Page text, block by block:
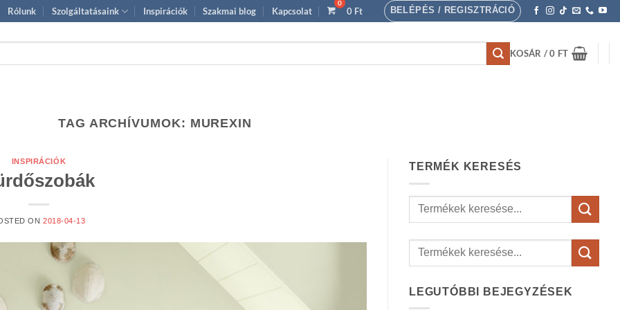
Rólunk Szolgáltatásaink Inspirációk Szakmai blog Kapcsolat 0 Ft BELÉPÉS / REGISZTRÁCIÓ
KOSÁR /0 FT
TAG ARCHÍVUMOK: MUREXIN
INSPIRÁCIÓK
ON 2018-04-13
TERMÉK KERESÉS
Keresés
LEGUTÓBBI BEJEGYZÉSEK